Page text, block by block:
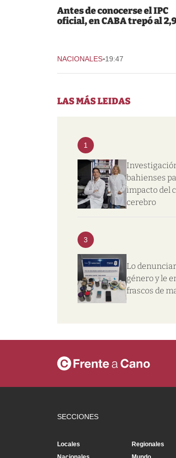
Antes de conocerse el IPC
oficial, en CABA trepó al
NACIONALES-19:47
LAS MÁS LEIDAS
1
bahienses
impacto del
cerebro
3
Lo
género y le
frascos de
SECCIONES
Locales
Regionales